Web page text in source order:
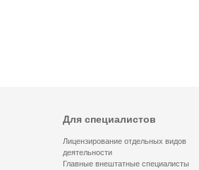
Для специалистов
Лицензирование отдельных видов
деятельности
Главные внештатные специалисты